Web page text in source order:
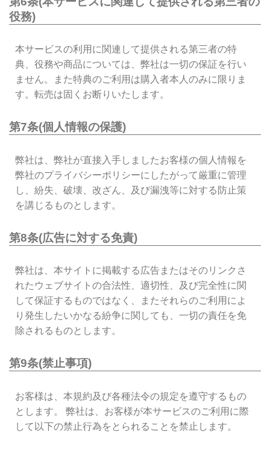
役務)
本サービスの利用に関連して提供される第三者の特
典、役務や商品については、弊社は一切の保証を行い
ません。また特典のご利用は購入者本人のみに限りま
す。転売は固くお断りいたします。
第7条(個人情報の保護)
弊社は、弊社が直接入手しましたお客様の個人情報を
弊社のプライバシーポリシーにしたがって厳重に管理
し、紛失、破壊、改ざん、及び漏洩等に対する防止策
を講じるものとします。
第8条(広告に対する免責)
弊社は、本サイトに掲載する広告またはそのリンクさ
れたウェブサイトの合法性、適切性、及び完全性に関
して保証するものではなく、またそれらのご利用によ
り発生したいかなる紛争に関しても、一切の責任を免
除されるものとします。
第9条(禁止事項)
お客様は、本規約及び各種法令の規定を遵守するもの
とします。 弊社は、お客様が本サービスのご利用に際
して以下の禁止行為をとられることを禁止します。